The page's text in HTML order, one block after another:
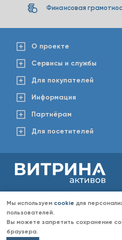
Финансовая
О проекте
Сервисы и службы
Для покупателей
Информация
Партнёрам
Для посетителей
является публичной офертой, определяемой
Любое копирование информации с сайта разрешено
информации (объявлений) без объяснений причин отказа.
Мы используем cookie для
пользователей.
Вы можете запретить сохранение
браузера.